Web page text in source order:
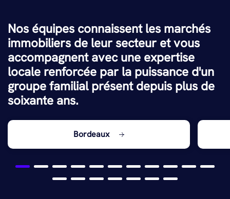
Nos équipes connaissent les marchés
immobiliers de leur secteur et vous
accompagnent avec une expertise
locale renforcée par la puissance d'un
groupe familial présent depuis plus de
soixante ans.
Bordeaux